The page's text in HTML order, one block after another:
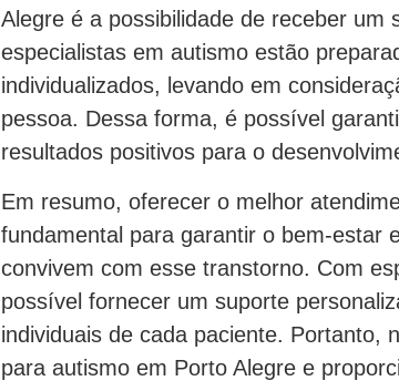
Alegre é a possibilidade de receber um
especialistas em autismo estão
individualizados, levando em
pessoa. Dessa forma, é possível
resultados positivos para o
Em resumo, oferecer o melhor
fundamental para garantir o bem-estar
convivem com esse transtorno. Com
possível fornecer um suporte
individuais de cada paciente. Portanto,
para autismo em Porto Alegre e